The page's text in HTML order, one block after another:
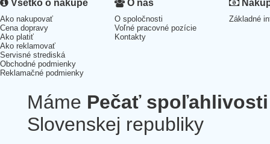
Všetko o nákupe
Ako nakupovať
Cena dopravy
Ako platiť
Ako reklamovať
Servisné strediská
Obchodné podmienky
Reklamačné podmienky
O nás
O spoločnosti
Voľné pracovné pozície
Kontakty
Základné
Máme Pečať spoľahlivosti
Slovenskej republiky